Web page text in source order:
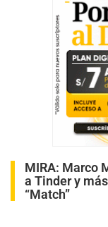
MIRA: Marco
a Tinder y
“Match”